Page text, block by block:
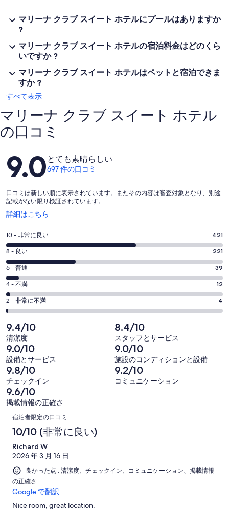
マリーナ クラブ スイート ホテルにプールはありますか
?
マリーナ クラブ スイート ホテルの宿泊料金はどのくら
いですか ?
マリーナ クラブ スイート ホテルはペットと宿泊できま
すか ?
すべて表示
マリーナ クラブ スイート ホテル
の口コミ
口
コ
9.0 とても素晴らしい
697 件の口コミ
口コミは新しい順に表示されています。またその内容は審査対象となり、別途
記載がない限り検証されています。
詳細はこちら
新
い
ウ
ィ
ン
ド
ウ
で
開
く
評
価
10
-
697
件
の
口
コ
ミ
中
421
件
が
非
常
に
良
10 - 非常に良い 421
評
価
8
-
697
件
口
コ
ミ
中
221
件
が
良
い
8 - 良い 221
評
価
6
-
697
件
の
口
コ
ミ
中
39
件
が
6 - 普通 39
評
価
4
697
件
の
口
コ
ミ
中
12
件
が
満
4 - 不満 12
評
価
2
-
697
件
の
口
コ
ミ
中
が
非
常
に
不
満
2 - 非常に不満 4
9.4/10
清潔度
8.4/10
スタッフとサービス
9.0/10
設備とサービス
9.0/10
施設のコンディションと設備
9.8/10
チェックイン
9.2/10
コミュニケーション
9.6/10
掲載情報の正確さ
口
コ
ミ
宿泊者限定の口コミ
10/10 (非常に良い)
Richard W
2026 年 3 月 16 日
良かった点 : 清潔度、チェックイン、コミュニケーション、掲載情報
の正確さ
Google で翻訳
Nice room, great location.